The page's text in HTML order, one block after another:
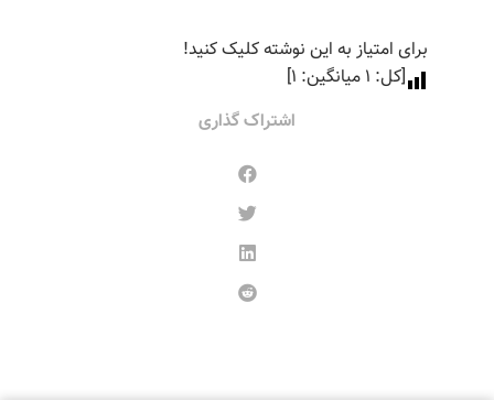
برای امتیاز به این نوشته کلیک کنید!
[کل:1میانگین:1
]
اشتراک گذاری